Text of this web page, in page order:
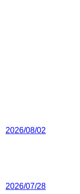
2026/08/02
2026/07/28